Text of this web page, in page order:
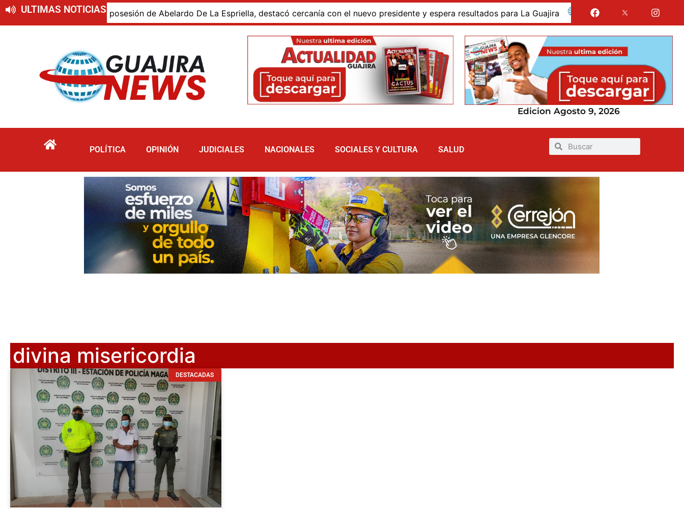
ULTIMAS NOTICIAS
presente en la posesión de Abelardo De La Espriella, destacó cercanía con el nuevo presidente y espera resultados para La Guajira La Guajira fue presentada
Edicion Agosto 9, 2026
POLÍTICA OPINIÓN JUDICIALES NACIONALES SOCIALES Y CULTURA SALUD
divina misericordia
DESTACADAS